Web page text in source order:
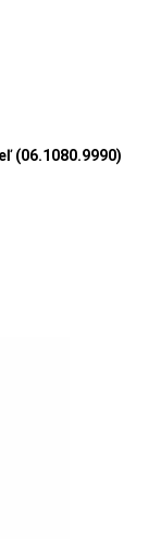
(06.1080.9990)